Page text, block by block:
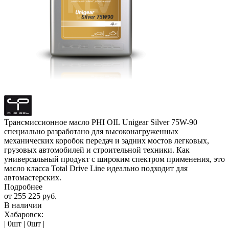
Трансмиссионное масло PHI OIL Unigear Silver 75W-90
специально разработано для высоконагруженных
механических коробок передач и задних мостов легковых,
грузовых автомобилей и строительной техники. Как
универсальный продукт с широким спектром применения, это
масло класса Total Drive Line идеально подходит для
автомастерских.
Подробнее
от 255 225 руб.
В наличии
Хабаровск:
| 0шт | 0шт |